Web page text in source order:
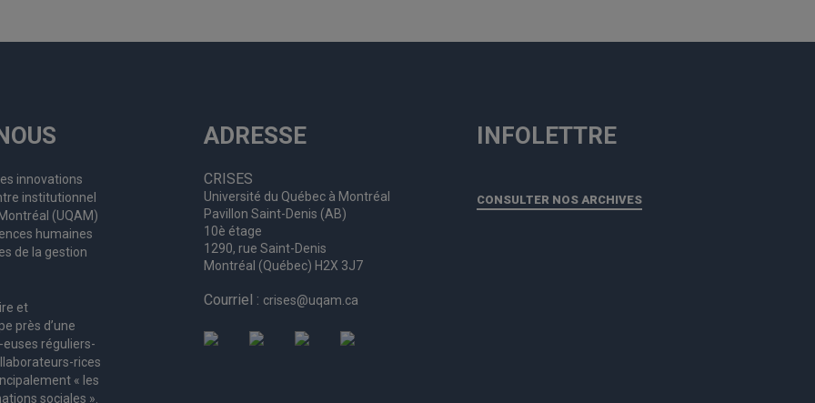
innovations
institutionnel
(UQAM)
humaines
de la gestion
et
près d’une
euses réguliers-
-rices
« les
sociales ».
ADRESSE
CRISES
Université du Québec à Montréal
Pavillon Saint-Denis (AB)
10è étage
1290, rue Saint-Denis
Montréal (Québec) H2X 3J7
Courriel : crises@uqam.ca
INFOLETTRE
CONSULTER NOS ARCHIVES